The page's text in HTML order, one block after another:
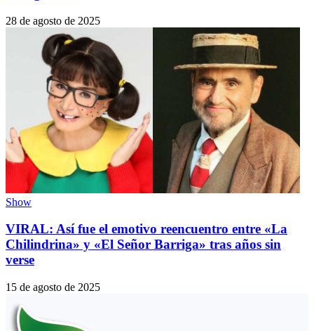
28 de agosto de 2025
Show
VIRAL: Así fue el emotivo reencuentro entre «La
Chilindrina» y «El Señor Barriga» tras años sin
verse
15 de agosto de 2025